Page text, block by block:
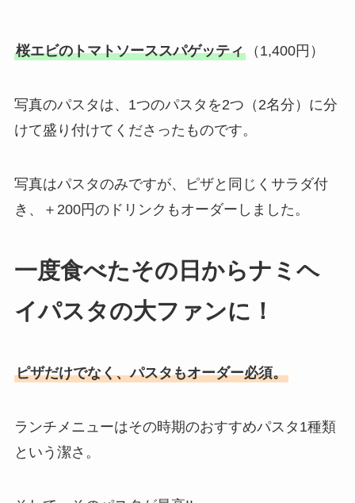
桜エビのトマトソーススパゲッティ（1,400円）
写真のパスタは、1つのパスタを2つ（2名分）に分
けて盛り付けてくださったものです。
写真はパスタのみですが、ピザと同じくサラダ付
き、＋200円のドリンクもオーダーしました。
一度食べたその日からナミヘ
イパスタの大ファンに！
ピザだけでなく、パスタもオーダー必須。
ランチメニューはその時期のおすすめパスタ1種類
という潔さ。